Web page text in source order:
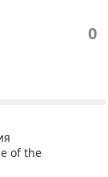
0
of the